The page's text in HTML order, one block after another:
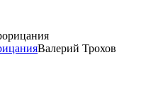
Валерий Трохов